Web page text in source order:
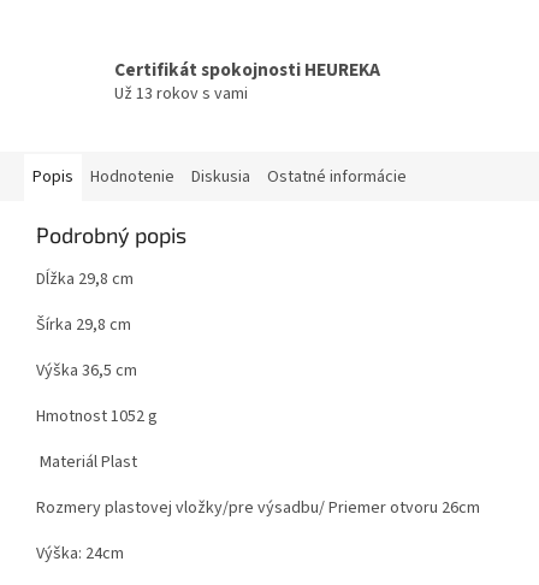
Certifikát spokojnosti HEUREKA
Už 13 rokov s vami
Popis Hodnotenie Diskusia Ostatné informácie
Podrobný popis
Dĺžka 29,8 cm
Šírka 29,8 cm
Výška 36,5 cm
Hmotnost 1052 g
Materiál Plast
Rozmery plastovej vložky/pre výsadbu/ Priemer otvoru 26cm
Výška: 24cm